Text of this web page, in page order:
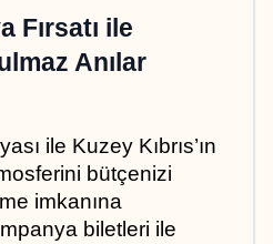
Fırsatı ile
Anılar
ile Kuzey Kıbrıs’ın
bütçenizi
imkanına
biletleri ile